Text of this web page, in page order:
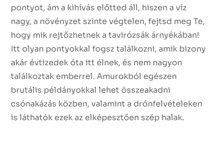
pontyot, ám a kihívás előtted áll, hiszen a víz
nagy, a növényzet szinte végtelen, fejtsd meg Te,
hogy mik rejtőzhetnek a tavirózsák árnyékában!
Itt olyan pontyokkal fogsz találkozni, amik bizony
akár évtizedek óta itt élnek, és nem nagyon
találkoztak emberrel. Amurokból egészen
brutális példányokkal lehet összeakadni
csónakázás közben, valamint a drónfelvételeken
is láthatók ezek az elképesztően szép halak.